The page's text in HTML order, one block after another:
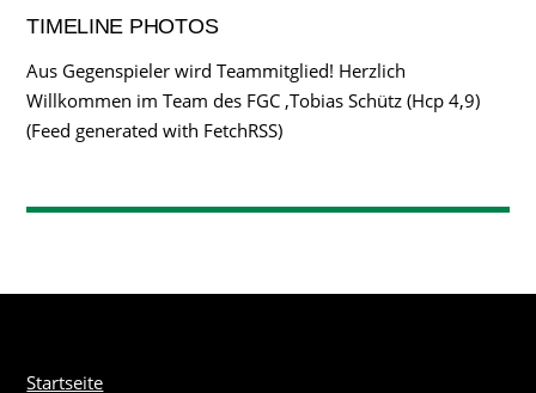
TIMELINE PHOTOS
Aus Gegenspieler wird Teammitglied! Herzlich
Willkommen im Team des FGC ,Tobias Schütz (Hcp 4,9)
(Feed generated with FetchRSS)
Startseite